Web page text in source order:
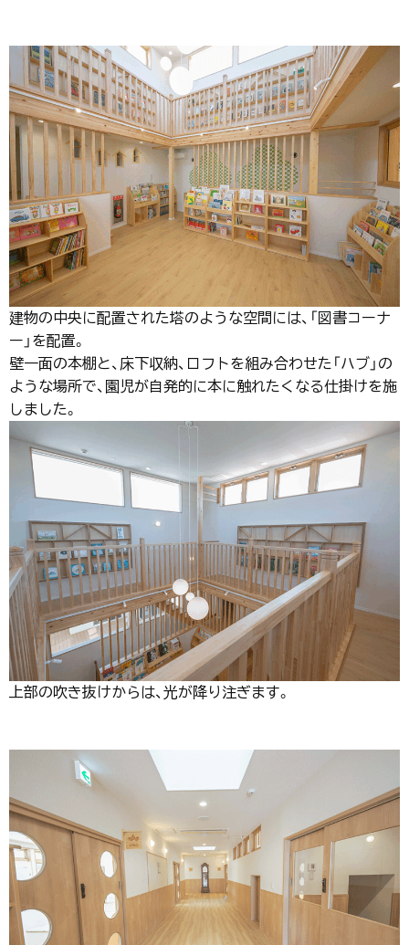
建物の中央に配置された塔のような空間には、「図書コーナ
ー」を配置。
壁一面の本棚と、床下収納、ロフトを組み合わせた「ハブ」の
ような場所で、園児が自発的に本に触れたくなる仕掛けを施
しました。
上部の吹き抜けからは、光が降り注ぎます。